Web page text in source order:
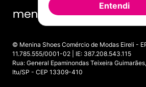
© Menina Shoes Comércio de Modas Eireli -
11.785.555/0001-02 | IE: 387.208.543.115
Rua: General Epaminondas Teixeira
Itu/SP - CEP 13309-410
Entendi